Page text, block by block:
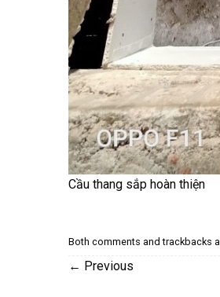
Cầu thang sắp hoàn thiện
Both comments and trackbacks
← Previous